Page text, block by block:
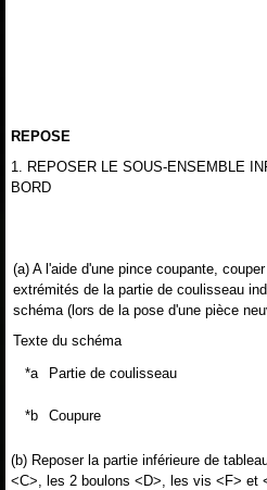
REPOSE
1. REPOSER LE SOUS-ENSEMBLE
BORD
(a) A l'aide d'une pince coupante,
extrémités de la partie de coulisseau
schéma (lors de la pose d'une pièce
Texte du schéma
*a
Partie de coulisseau
*b Coupure
(b) Reposer la partie inférieure de
<C>, les 2 boulons <D>, les vis <F> et